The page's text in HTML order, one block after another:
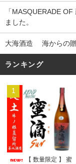
「MASQUERADE
ました。
大海酒造 海からの贈
ランキング
1
【 数量限定 】 蜜